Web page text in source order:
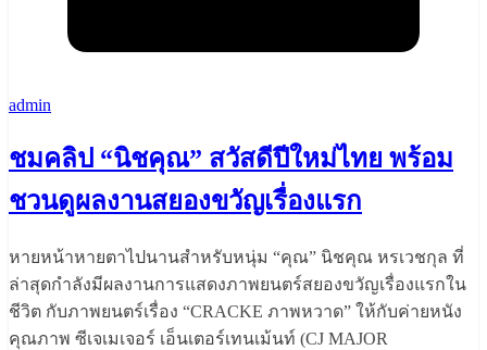
admin
ชมคลิป “นิชคุณ” สวัสดีปีใหม่ไทย พร้อม
ชวนดูผลงานสยองขวัญเรื่องแรก
หายหน้าหายตาไปนานสำหรับหนุ่ม “คุณ” นิชคุณ หรเวชกุล ที่
ล่าสุดกำลังมีผลงานการแสดงภาพยนตร์สยองขวัญเรื่องแรกใน
ชีวิต กับภาพยนตร์เรื่อง “CRACKE ภาพหวาด” ให้กับค่ายหนัง
คุณภาพ ซีเจเมเจอร์ เอ็นเตอร์เทนเม้นท์ (CJ MAJOR